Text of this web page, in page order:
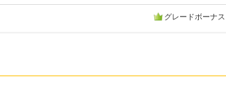
グレードボーナス